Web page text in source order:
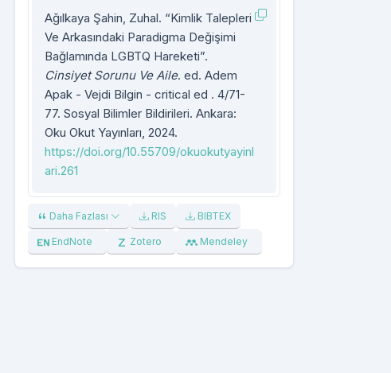
Ağılkaya Şahin, Zuhal. “Kimlik Talepleri
Ve Arkasındaki Paradigma Değişimi
Bağlamında LGBTQ Hareketi”.
Cinsiyet Sorunu Ve Aile. ed. Adem
Apak - Vejdi Bilgin - critical ed . 4/71-
77. Sosyal Bilimler Bildirileri. Ankara:
Oku Okut Yayınları, 2024.
https://doi.org/10.55709/okuokutyayinl
ari.261
Daha Fazlası RIS BIBTEX
EndNote Zotero Mendeley